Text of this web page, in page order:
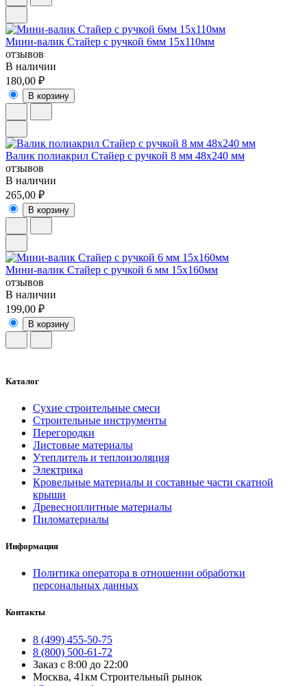
Мини-валик Стайер с ручкой 6мм 15х110мм
отзывов
В наличии
180,00 ₽
В корзину
Валик полиакрил Стайер с ручкой 8 мм 48х240 мм
отзывов
В наличии
265,00 ₽
В корзину
Мини-валик Стайер с ручкой 6 мм 15х160мм
отзывов
В наличии
199,00 ₽
В корзину
Каталог
Сухие строительные смеси
Строительные инструменты
Перегородки
Листовые материалы
Утеплитель и теплоизоляция
Электрика
Кровельные материалы и составные части скатной
крыши
Древесноплитные материалы
Пиломатериалы
Информация
Политика оператора в отношении обработки
персональных данных
Контакты
8 (499) 455-50-75
8 (800) 500-61-72
Заказ с 8:00 до 22:00
Москва, 41км Строительный рынок